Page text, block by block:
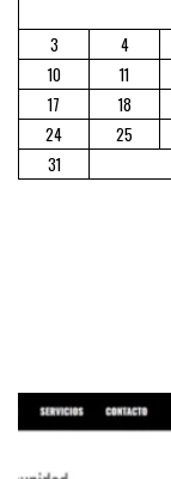
3
4
10
11
17
18
24
25
31